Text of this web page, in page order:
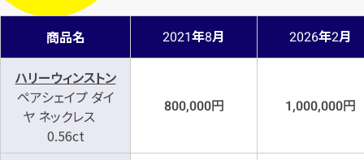
商品名 2021年8月 2026年2月
ハリーウィンストン
ペアシェイプ ダイ
ヤ ネックレス
0.56ct
800,000円 1,000,000円